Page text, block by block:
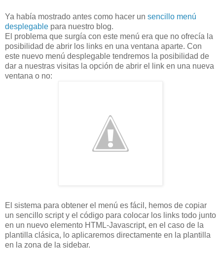
Ya había mostrado antes como hacer un sencillo menú
desplegable para nuestro blog.
El problema que surgía con este menú era que no ofrecía la
posibilidad de abrir los links en una ventana aparte. Con
este nuevo menú desplegable tendremos la posibilidad de
dar a nuestras visitas la opción de abrir el link en una nueva
ventana o no:
El sistema para obtener el menú es fácil, hemos de copiar
un sencillo script y el código para colocar los links todo junto
en un nuevo elemento HTML-Javascript, en el caso de la
plantilla clásica, lo aplicaremos directamente en la plantilla
en la zona de la sidebar.